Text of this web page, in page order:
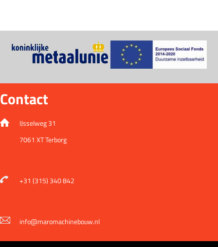
Contact
IJsselweg 31
7061 XT Terborg
+31 (315) 340 842
info@maromachinebouw.nl